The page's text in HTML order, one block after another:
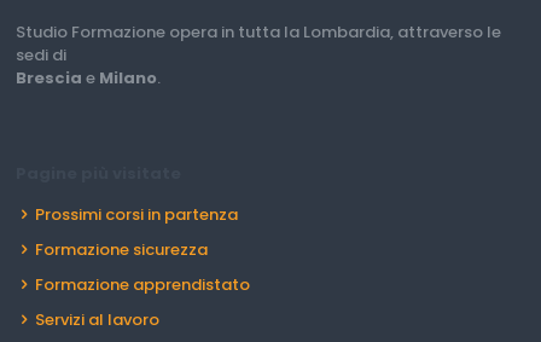
Studio Formazione opera in tutta la Lombardia, attraverso le
sedi di
Brescia e Milano.
Prossimi corsi in partenza
Formazione sicurezza
Formazione apprendistato
Servizi al lavoro